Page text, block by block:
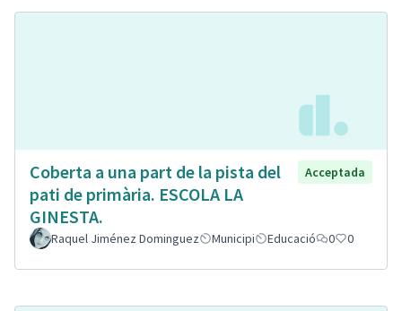
Coberta a una part de la pista del
pati de primària. ESCOLA LA
GINESTA.
Acceptada
Raquel Jiménez Dominguez Municipi Educació 0 0